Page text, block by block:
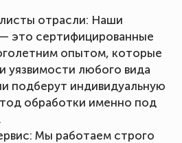
отрасли: Наши
это сертифицированные
опытом, которые
уязвимости любого вида
подберут индивидуальную
обработки именно под
Мы работаем строго